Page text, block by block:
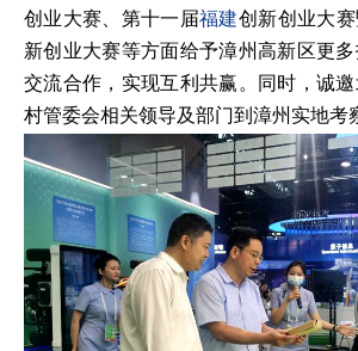
创业大赛、第十一届福建创新创业大赛
新创业大赛等方面给予漳州高新区更
交流合作，实现互利共赢。同时，诚
村管委会相关领导及部门到漳州实地考